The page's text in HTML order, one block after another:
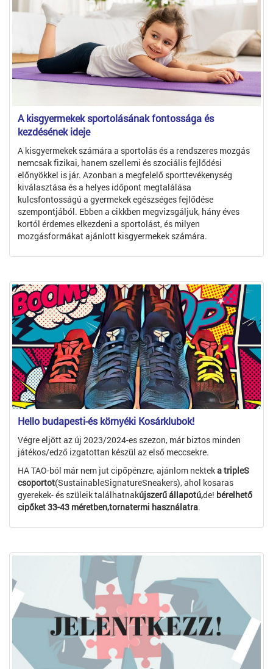
A kisgyermekek sportolásának fontossága és
kezdésének ideje
A kisgyermekek számára a sportolás és a rendszeres mozgás
nemcsak fizikai, hanem szellemi és szociális fejlődési
előnyökkel is jár. Azonban a megfelelő sporttevékenység
kiválasztása és a helyes időpont megtalálása
kulcsfontosságú a gyermekek egészséges fejlődése
szempontjából. Ebben a cikkben megvizsgáljuk, hány éves
kortól érdemes elkezdeni a sportolást, és milyen
mozgásformákat ajánlott kisgyermekek számára.
Hello budapesti-és környéki Kosárklubok!
Végre eljött az új 2023/2024-es szezon, már biztos minden
játékos/edző izgatottan készül az első meccsekre.
HA TAO-ból már nem jut cipőpénzre, ajánlom nekteka tripleS
csoportot(SustainableSignatureSneakers), ahol kosaras
gyerekek- és szüleik találhatnakújszerű állapotú,de! bérelhető
cipőket 33-43 méretben,tornatermi használatra.